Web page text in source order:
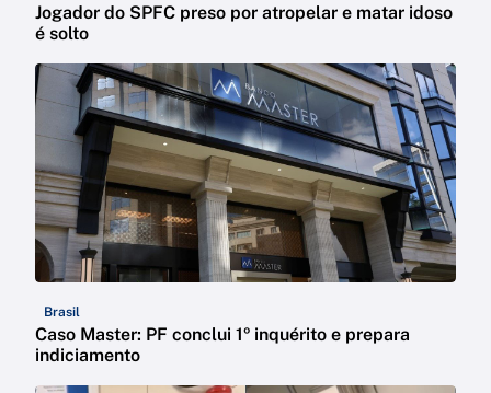
Jogador do SPFC preso por atropelar e matar idoso
é solto
Brasil
Caso Master: PF conclui 1º inquérito e prepara
indiciamento